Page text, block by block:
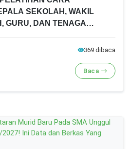
SEKOLAH, WAKIL
GURU, DAN TENAGA
369 dibaca
Baca